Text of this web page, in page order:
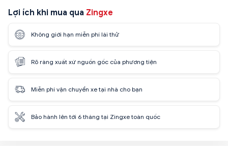
Lợi ích khi mua qua Zingxe
Không giới hạn miễn phí lái thử
Rõ ràng xuất xứ nguồn gốc của phương tiện
Miễn phí vận chuyển xe tại nhà cho bạn
Bảo hành lên tới 6 tháng tại Zingxe toàn quốc